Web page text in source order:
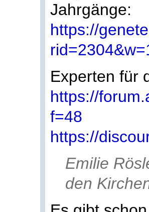
Jahrgänge:
https://
Experten für
https://
f=48
https://
Emilie
den